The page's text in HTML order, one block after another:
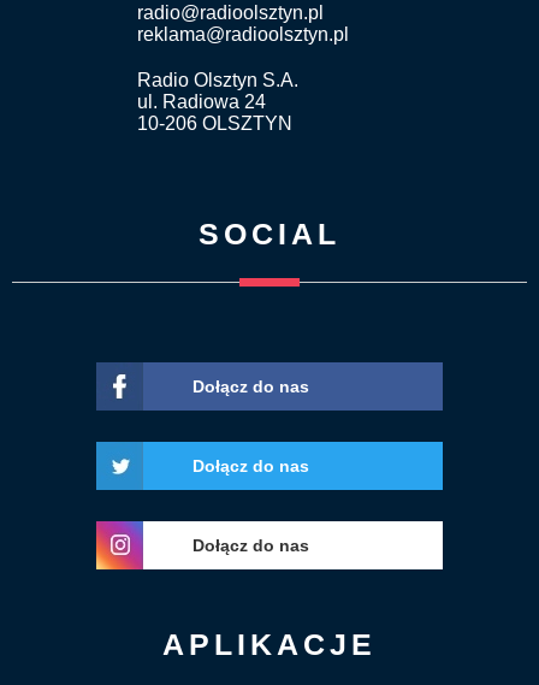
radio@radioolsztyn.pl
reklama@radioolsztyn.pl
Radio Olsztyn S.A.
ul. Radiowa 24
10-206 OLSZTYN
SOCIAL
Dołącz do nas
Dołącz do nas
Dołącz do nas
APLIKACJE